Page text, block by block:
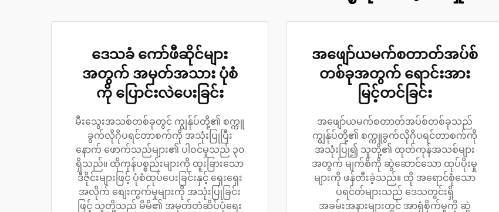
ဒေသခံ ကော်ဖီဆိုင်များ
အတွက် အမှတ်အသား ပုံစံ
ကို ပြောင်းလဲပေးခြင်း
မီးသွေးအသစ်တစ်ခုတွင် ကျွန်ုပ်တို့၏ စက္ကူ
ခွက်လိုဂိုပရင်တာစက်ကို အသုံးပြုပြီး
နောက် ဖောက်သည်များ၏ ပါဝင်မှုသည် ၃၀
ရှိသည်။ ထိုကုန်ပစ္စည်းများကို ထူးခြားသော
ဒီဇိုင်းများဖြင့် ပုံစံထုပ်ပေးခြင်းနှင့် ရှေးရှေး
အလိုက် စျေးကွက်မှုများကို အသုံးပြုခြင်း
ဖြင့် သူတို့သည် မိမိ၏ အမှတ်တံဆိပ်ပုံရေး
အဖျော်ယမက်စတာတ်အပ်စ်
တစ်ခုအတွက် ရောင်းအား
မြင့်တင်ခြင်း
အဖျော်ယမက်စတာတ်အပ်စ်တစ်ခုသည်
ကျွန်ုပ်တို့၏ စက္ကူခွက်လိုဂိုပရင်တာစက်ကို
အသုံးပြု၍ သူတို့၏ ထုတ်ကုန်အသစ်များ
အတွက် မျက်စိကို ဆွဲဆောင်သော ထုပ်ပိုးမှု
များကို ဖန်တီးခဲ့သည်။ ထို အရောင်စုံသော
ပရင်တ်များသည် ဒေသတွင်းရှိ
အခမ်းအနားများတွင် အာရုံစိုက်မှုကို ဆွဲ